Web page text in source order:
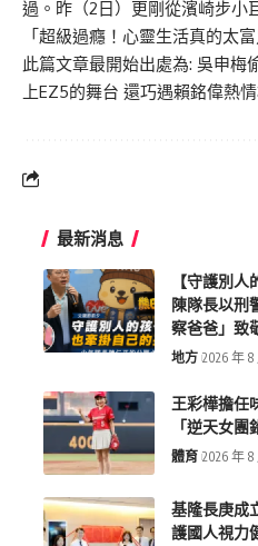
過。昨（2日）更剛從濱崎步小
「超級過癮！心靈生活真的太富
此篇文章最開始出處為: 吳申梅
上EZ5的舞台 還巧遇賴銘偉熱
最新消息
【守護別人
陳隊長以
察爸爸」致
地方 2026 年 8
王彩樺擔任
「逆天女
體育 2026 年 8
基隆長庚成
護國人視力